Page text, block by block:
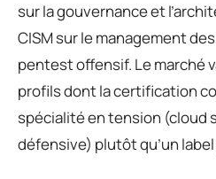
sur la gouvernance et
CISM sur le management
pentest offensif. Le marché
profils dont la certification
spécialité en tension (cloud
défensive) plutôt qu’un